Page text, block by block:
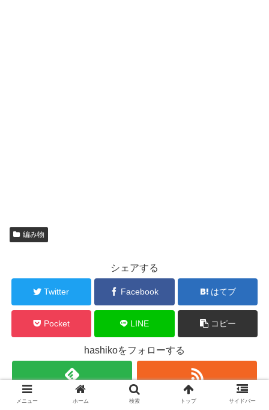
編み物
シェアする
Twitter Facebook はてブ
Pocket LINE コピー
hashikoをフォローする
hashiko
メニュー ホーム 検索 トップ サイドバー